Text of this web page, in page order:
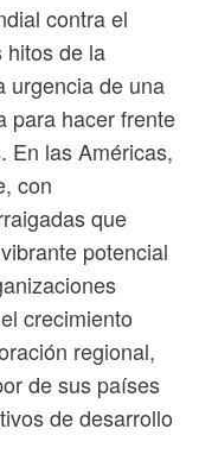
contra el
hitos de la
urgencia de una
para hacer frente
En las Américas,
con
que
potencial
crecimiento
regional,
de sus países
de desarrollo